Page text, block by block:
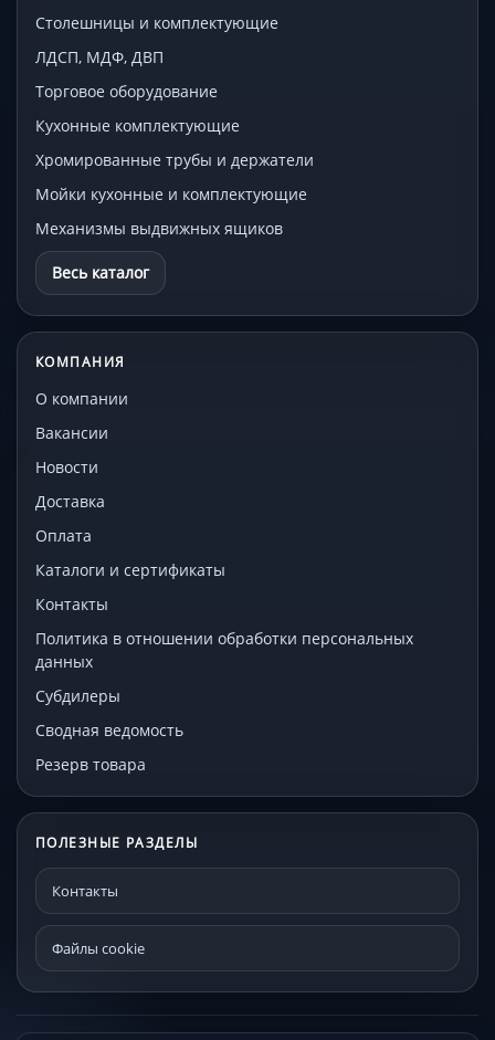
Столешницы и комплектующие
ЛДСП, МДФ, ДВП
Торговое оборудование
Кухонные комплектующие
Хромированные трубы и держатели
Мойки кухонные и комплектующие
Механизмы выдвижных ящиков
Весь каталог
КОМПАНИЯ
О компании
Вакансии
Новости
Доставка
Оплата
Каталоги и сертификаты
Контакты
Политика в отношении обработки персональных
данных
Субдилеры
Сводная ведомость
Резерв товара
ПОЛЕЗНЫЕ РАЗДЕЛЫ
Контакты
Файлы cookie